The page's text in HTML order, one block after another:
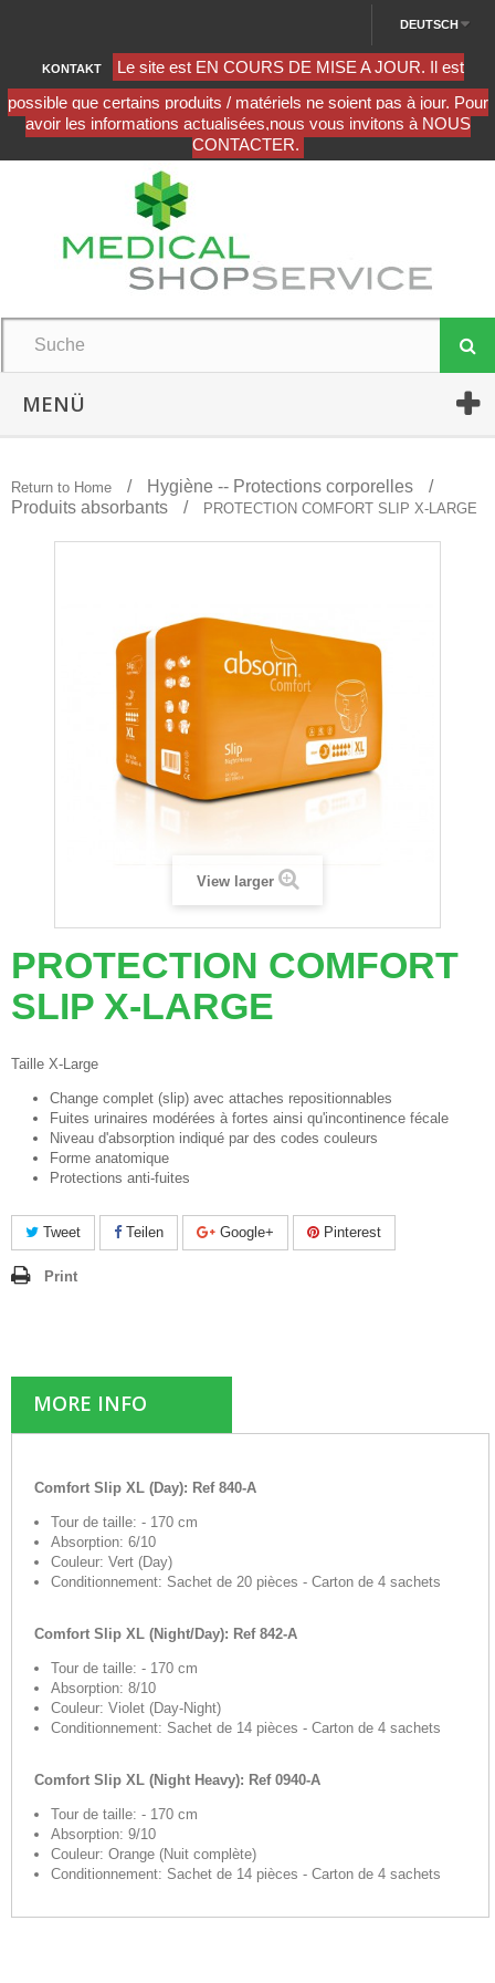
DEUTSCH
KONTAKT
MENÜ
Return to Home
Hygiène -- Protections corporelles
Produits absorbants
PROTECTION COMFORT SLIP X-LARGE
View larger
PROTECTION COMFORT
SLIP X-LARGE
Taille X-Large
Change complet (slip) avec attaches repositionnables
Fuites urinaires modérées à fortes ainsi qu'incontinence fécale
Niveau d'absorption indiqué par des codes couleurs
Forme anatomique
Protections anti-fuites
Tweet Teilen Google+ Pinterest
Print
MORE INFO
Comfort Slip XL (Day): Ref 840-A
Tour de taille: - 170 cm
Absorption: 6/10
Couleur: Vert (Day)
Conditionnement: Sachet de 20 pièces - Carton de 4 sachets
Comfort Slip XL (Night/Day): Ref 842-A
Tour de taille: - 170 cm
Absorption: 8/10
Couleur: Violet (Day-Night)
Conditionnement: Sachet de 14 pièces - Carton de 4 sachets
Comfort Slip XL (Night Heavy): Ref 0940-A
Tour de taille: - 170 cm
Absorption: 9/10
Couleur: Orange (Nuit complète)
Conditionnement: Sachet de 14 pièces - Carton de 4 sachets